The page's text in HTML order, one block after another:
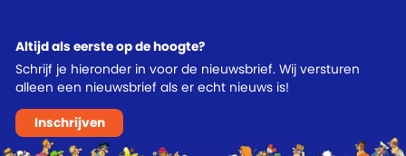
Altijd als eerste op de hoogte?
Schrijf je hieronder in voor de nieuwsbrief. Wij versturen
alleen een nieuwsbrief als er echt nieuws is!
Inschrijven